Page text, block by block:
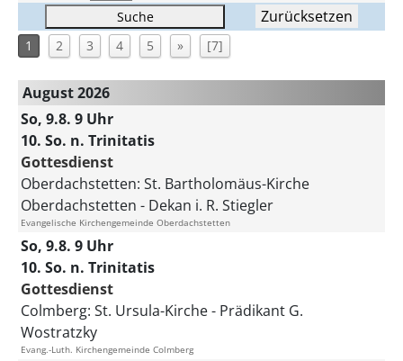
Suche Zurücksetzen
1 2 3 4 5 » [7]
August 2026
So, 9.8. 9 Uhr
10. So. n. Trinitatis
Gottesdienst
Oberdachstetten: St. Bartholomäus-Kirche
Oberdachstetten
Dekan i. R. Stiegler
Evangelische Kirchengemeinde Oberdachstetten
So, 9.8. 9 Uhr
10. So. n. Trinitatis
Gottesdienst
Colmberg: St. Ursula-Kirche
Prädikant G.
Wostratzky
Evang.-Luth. Kirchengemeinde Colmberg